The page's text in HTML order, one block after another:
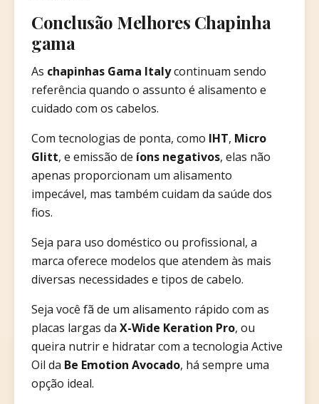
Conclusão Melhores Chapinha
gama
As chapinhas Gama Italycontinuam sendo
referência quando o assunto é alisamento e
cuidado com os cabelos.
Com tecnologias de ponta, como IHT, Micro
Glitt, e emissão de íons negativos, elas não
apenas proporcionam um alisamento
impecável, mas também cuidam da saúde dos
fios.
Seja para uso doméstico ou profissional, a
marca oferece modelos que atendem às mais
diversas necessidades e tipos de cabelo.
Seja você fã de um alisamento rápido com as
placas largas da X-Wide Keration Pro, ou
queira nutrir e hidratar com a tecnologia Active
Oil da Be Emotion Avocado, há sempre uma
opção ideal.